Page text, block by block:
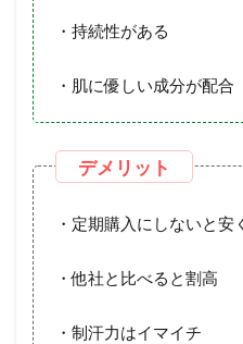
・持続性がある
・肌に優しい成分が配合
・定期購入にしないと安
・他社と比べると割高
・制汗力はイマイチ